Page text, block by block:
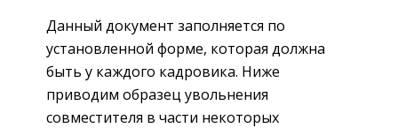
Данный документ заполняется по
установленной форме, которая должна
быть у каждого кадровика. Ниже
приводим образец увольнения
совместителя в части некоторых